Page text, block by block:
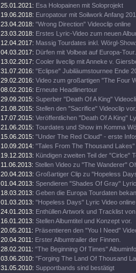
25.01.2021: Esa Holopainen mit Soloprojekt
19.06.2018: Europatour mit Soilwork Anfang
23.04.2018: "Wrong Direction" Videoclip online
23.03.2018: Erstes Lyric-Video zum neuen
12.04.2017: Massig Tourdates inkl. Wörgl-Show.
04.03.2017: Dürfen mit Volbeat auf Europa-Tour.
13.02.2017: Cooler liveclip mit Anneke v.
31.07.2016: "Eclipse" Jubiläumstournee Ende
29.02.2016: Video zum großartigen "The Four
08.02.2016: Erneute Headlinertour
29.09.2015: Superber "Death Of A King"
21.08.2015: Stellen den "Sacrifice" Videoclip vor.
17.07.2015: Veröffentlichen "Death Of A King"
21.06.2015: Tourdates und Show im Komma
15.06.2015: "Under The Red Cloud" - erste
10.09.2014: "Tales From The Thousand
19.12.2013: Kündigen zweiten Teil der "Cirlce"
11.06.2013: Stellen Video zu "The Wanderer"
20.04.2013: Großartiger Clip zu "Hopeless
01.04.2013: Spendieren "Shades Of Gray"
18.03.2013: Geben die Europa Tourdaten
01.03.2013: "Hopeless Days" Lyric Video
24.01.2013: Enthüllen Artwork und Tracklist
16.01.2013: Stellen Albumtitel und Konzept vor.
20.05.2011: Präsentieren den "You I Need"
20.04.2011: Erster Albumtrailer der Finnen.
28.02.2011: "The Beginning Of Times"
03.06.2010: "Forging The Land Of Thousand
31.05.2010: Supportbands sind bestätigt